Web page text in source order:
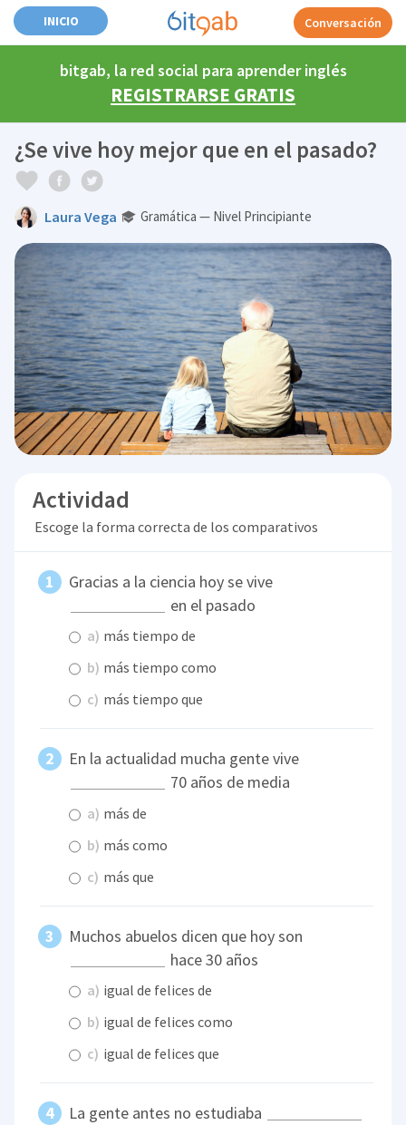
INICIO Conversación
bitgab, la red social para aprender inglés
REGISTRARSE GRATIS
¿Se vive hoy mejor que en el pasado?
Laura Vega Gramática — Nivel Principiante
Actividad
Escoge la forma correcta de los comparativos
Gracias a la ciencia hoy se vive
en el pasado
a) más tiempo de
b) más tiempo como
c) más tiempo que
En la actualidad mucha gente vive
70 años de media
a) más de
b) más como
c) más que
Muchos abuelos dicen que hoy son
hace 30 años
a) igual de felices de
b) igual de felices como
c) igual de felices que
La gente antes no estudiaba